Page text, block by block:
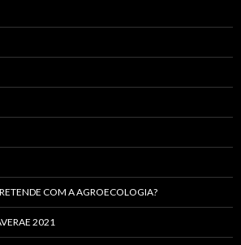
COM A AGROECOLOGIA?
2021